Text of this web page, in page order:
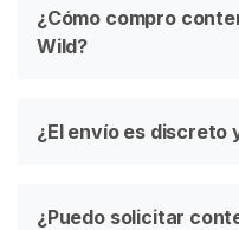
¿Cómo compro
Wild?
¿El envío es discreto
¿Puedo solicitar
C
o
a